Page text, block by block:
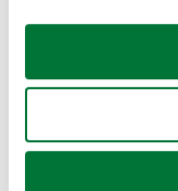
Si lo permite,
Recopilar
Identificar su
para buscar
Coches de
Coches de km0